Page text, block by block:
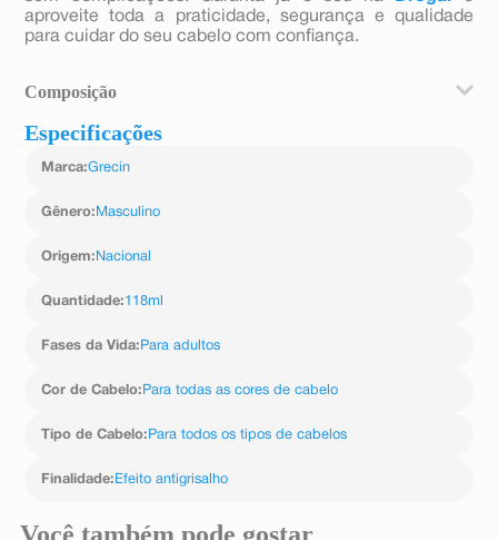
aproveite toda a praticidade, segurança e qualidade
para cuidar do seu cabelo com confiança.
Composição
Water (Aqua), Sodium Laureth Sulfate, Cocamidopropyl
agentes condicionantes e pigmentos gradativos.
Especificações
Marca:Grecin
Gênero: Masculino
Origem: Nacional
Quantidade:118ml
Fases da Vida: Para adultos
Cor de Cabelo: Para todas as cores de cabelo
Tipo de Cabelo: Para todos os tipos de cabelos
Finalidade: Efeito antigrisalho